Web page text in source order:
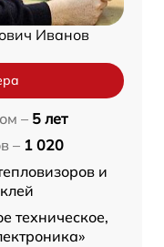
Иванов
– 5 лет
– 1 020
и
техническое,